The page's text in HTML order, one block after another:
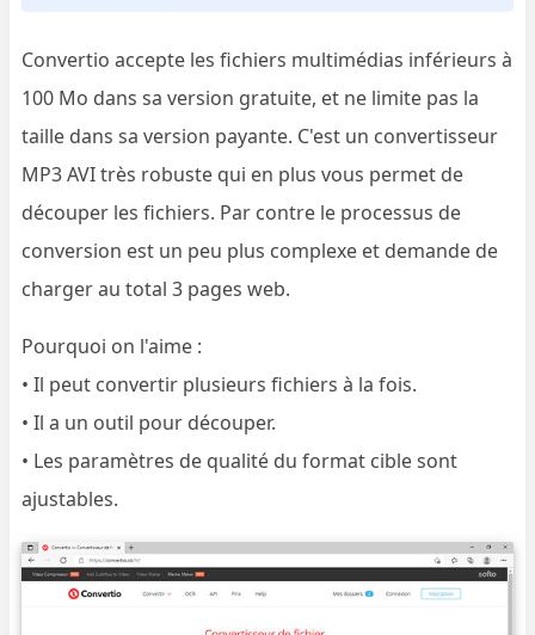
Convertio accepte les fichiers multimédias inférieurs à
100 Mo dans sa version gratuite, et ne limite pas la
taille dans sa version payante. C'est un convertisseur
MP3 AVI très robuste qui en plus vous permet de
découper les fichiers. Par contre le processus de
conversion est un peu plus complexe et demande de
charger au total 3 pages web.
Pourquoi on l'aime :
• Il peut convertir plusieurs fichiers à la fois.
• Il a un outil pour découper.
• Les paramètres de qualité du format cible sont
ajustables.